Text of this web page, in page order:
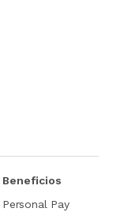
Beneficios
Personal Pay